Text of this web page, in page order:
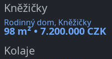
Kněžičky
Rodinný dom, Kněžičky
98 m² • 7.200.000 CZK
Kolaje